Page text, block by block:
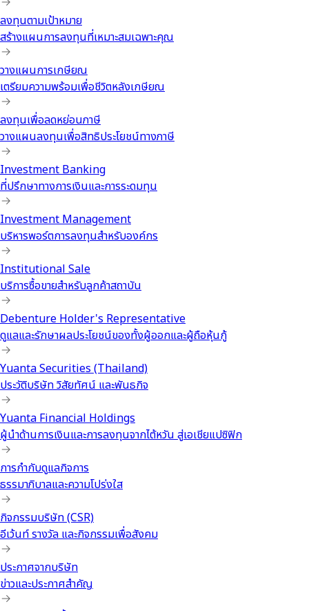
ลงทุนตามเป้าหมาย
สร้างแผนการลงทุนที่เหมาะสมเฉพาะคุณ
วางแผนการเกษียณ
เตรียมความพร้อมเพื่อชีวิตหลังเกษียณ
ลงทุนเพื่อลดหย่อนภาษี
วางแผนลงทุนเพื่อสิทธิประโยชน์ทางภาษี
Investment Banking
ที่ปรึกษาทางการเงินและการระดมทุน
Investment Management
บริหารพอร์ตการลงทุนสำหรับองค์กร
Institutional Sale
บริการซื้อขายสำหรับลูกค้าสถาบัน
Debenture Holder's Representative
ดูแลและรักษาผลประโยชน์ของทั้งผู้ออกและผู้ถือหุ้นกู้
Yuanta Securities (Thailand)
ประวัติบริษัท วิสัยทัศน์ และพันธกิจ
Yuanta Financial Holdings
ผู้นำด้านการเงินและการลงทุนจากไต้หวัน สู่เอเชียแปซิฟิก
การกำกับดูแลกิจการ
ธรรมาภิบาลและความโปร่งใส
กิจกรรมบริษัท (CSR)
อีเว้นท์ รางวัล และกิจกรรมเพื่อสังคม
ประกาศจากบริษัท
ข่าวและประกาศสำคัญ